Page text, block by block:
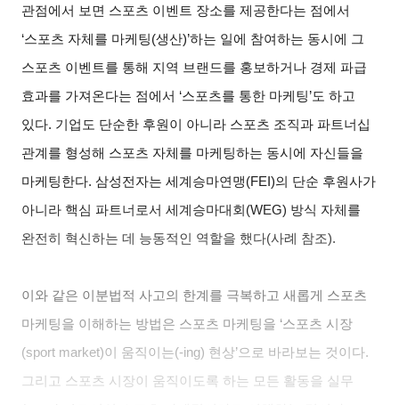
관점에서 보면 스포츠 이벤트 장소를 제공한다는 점에서
‘스포츠 자체를 마케팅(생산)’하는 일에 참여하는 동시에 그
스포츠 이벤트를 통해 지역 브랜드를 홍보하거나 경제 파급
효과를 가져온다는 점에서 ‘스포츠를 통한 마케팅’도 하고
있다. 기업도 단순한 후원이 아니라 스포츠 조직과 파트너십
관계를 형성해 스포츠 자체를 마케팅하는 동시에 자신들을
마케팅한다. 삼성전자는 세계승마연맹(FEI)의 단순 후원사가
아니라 핵심 파트너로서 세계승마대회(WEG) 방식 자체를
완전히 혁신하는 데 능동적인 역할을 했다(사례 참조).
이와 같은 이분법적 사고의 한계를 극복하고 새롭게 스포츠
마케팅을 이해하는 방법은 스포츠 마케팅을 ‘스포츠 시장
(sport market)이 움직이는(-ing) 현상’으로 바라보는 것이다.
그리고 스포츠 시장이 움직이도록 하는 모든 활동을 실무